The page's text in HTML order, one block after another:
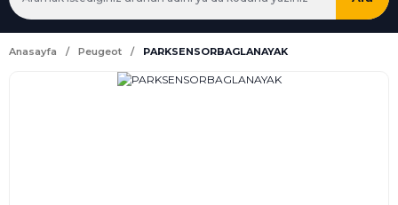
Anasayfa Peugeot PARKSENSORBAGLANAYAK